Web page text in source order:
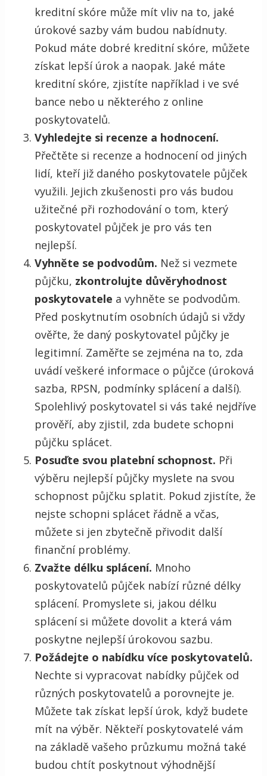
kreditní skóre může mít vliv na to, jaké
úrokové sazby vám budou nabídnuty.
Pokud máte dobré kreditní skóre, můžete
získat lepší úrok a naopak. Jaké máte
kreditní skóre, zjistíte například i ve své
bance nebo u některého z online
poskytovatelů.
Vyhledejte si recenze a hodnocení.
Přečtěte si recenze a hodnocení od jiných
lidí, kteří již daného poskytovatele půjček
využili. Jejich zkušenosti pro vás budou
užitečné při rozhodování o tom, který
poskytovatel půjček je pro vás ten
nejlepší.
Vyhněte se podvodům. Než si vezmete
půjčku, zkontrolujte důvěryhodnost
poskytovatele a vyhněte se podvodům.
Před poskytnutím osobních údajů si vždy
ověřte, že daný poskytovatel půjčky je
legitimní. Zaměřte se zejména na to, zda
uvádí veškeré informace o půjčce (úroková
sazba, RPSN, podmínky splácení a další).
Spolehlivý poskytovatel si vás také nejdříve
prověří, aby zjistil, zda budete schopni
půjčku splácet.
Posuďte svou platební schopnost. Při
výběru nejlepší půjčky myslete na svou
schopnost půjčku splatit. Pokud zjistíte, že
nejste schopni splácet řádně a včas,
můžete si jen zbytečně přivodit další
finanční problémy.
Zvažte délku splácení. Mnoho
poskytovatelů půjček nabízí různé délky
splácení. Promyslete si, jakou délku
splácení si můžete dovolit a která vám
poskytne nejlepší úrokovou sazbu.
Požádejte o nabídku více poskytovatelů.
Nechte si vypracovat nabídky půjček od
různých poskytovatelů a porovnejte je.
Můžete tak získat lepší úrok, když budete
mít na výběr. Někteří poskytovatelé vám
na základě vašeho průzkumu možná také
budou chtít poskytnout výhodnější